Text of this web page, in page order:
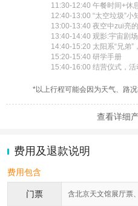
11:30-12:40 午餐时间+休
12:40-13:00 “太空垃圾”小
13:00-13:40 夜空中zui亮
13:40-14:40 观影:宇宙剧场
14:40-15:20 太阳系“兄弟”
15:20-15:40 研学手册
15:40-16:00 结营仪式，活
*以上行程可能会因为天气、路
查看详细
费用及退款说明
费用包含
门票 含北京天文馆展厅票